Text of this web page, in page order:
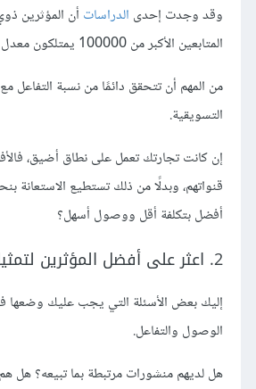
وقد وجدت إحدى الدراسات
المتابعين الأكبر من 100000 يمتلكون معدل تفاعل وسطي يصل إلى 2.4%.
التسويقية.
إن كانت تجارتك تعمل على نطاق أضيق،
أفضل بتكلفة أقل ووصول أسهل؟
2. اعثر على أفضل المؤثرين لتمثيل تجارتك
إليك بعض الأسئلة التي يجب عليك وضعها
الوصول والتفاعل.
هل لديهم منشورات مرتبطة بما تبيعه؟ هل